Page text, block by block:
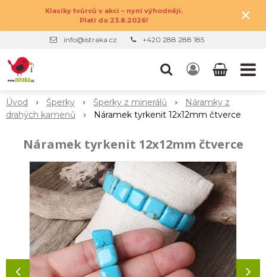
Klasiky tvůrců v akci – nyní výhodněji.
Platí do 23.8.2026!
×
info@istraka.cz +420 288 288 185
Úvod Šperky Šperky z minerálů
Náramky z
drahých kamenů
Náramek tyrkenit 12x12mm čtverce
Náramek tyrkenit 12x12mm čtverce